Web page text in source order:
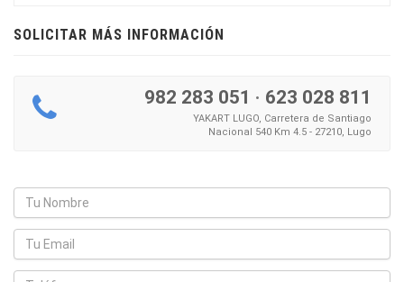
SOLICITAR MÁS INFORMACIÓN
982 283 051 · 623 028 811
YAKART LUGO, Carretera de Santiago
Nacional 540 Km 4.5 - 27210, Lugo